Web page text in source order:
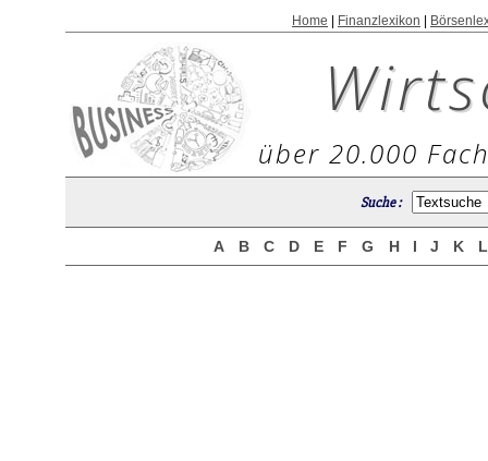
Home Finanzlexikon
über 20.000
Suche :
A B C D E F G H I J K